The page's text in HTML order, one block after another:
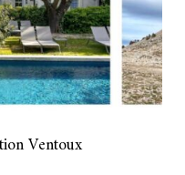
Ventoux